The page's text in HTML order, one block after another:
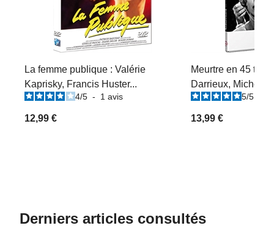
La femme publique : Valérie
Kaprisky, Francis Huster...
4/5 - 1 avis
12,99 €
Meurtre en 45
Darrieux, Michel
5/5
13,99 €
Derniers articles consultés